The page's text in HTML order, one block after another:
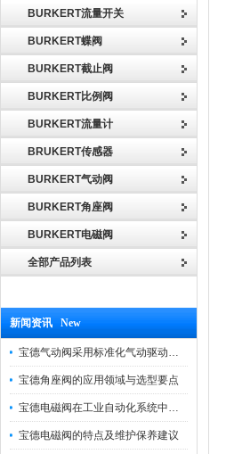
BURKERT流量开关
BURKERT蝶阀
BURKERT截止阀
BURKERT比例阀
BURKERT流量计
BRUKERT传感器
BURKERT气动阀
BURKERT角座阀
BURKERT电磁阀
全部产品列表
新闻资讯 New
宝德气动阀采用标准化气动驱动设计，可匹配各类工业气源工况
宝德角座阀的应用领域与选型要点
宝德电磁阀在工业自动化系统中的作用
宝德电磁阀的特点及维护保养建议